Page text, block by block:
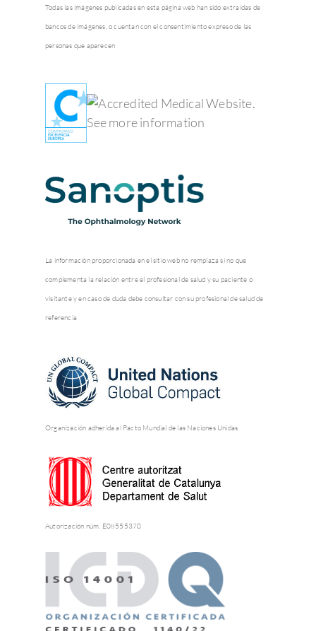
Todas las imágenes publicadas en esta página web han sido extraídas de
bancos de imágenes, o cuentan con el consentimiento expreso de las
personas que aparecen
La información proporcionada en el sitio web no remplaza si no que
complementa la relación entre el profesional de salud y su paciente o
visitante y en caso de duda debe consultar con su profesional de salud de
referencia
Organización adherida al Pacto Mundial de las Naciones Unidas
Autorización núm. E08555370